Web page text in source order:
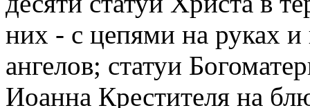
них - с цепями на руках
ангелов; статуи
Иоанна Крестителя на